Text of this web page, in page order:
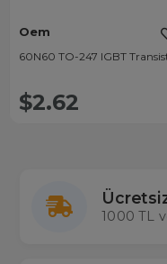
Oem
60N60 TO-247 IGBT
$2.62
1000 TL